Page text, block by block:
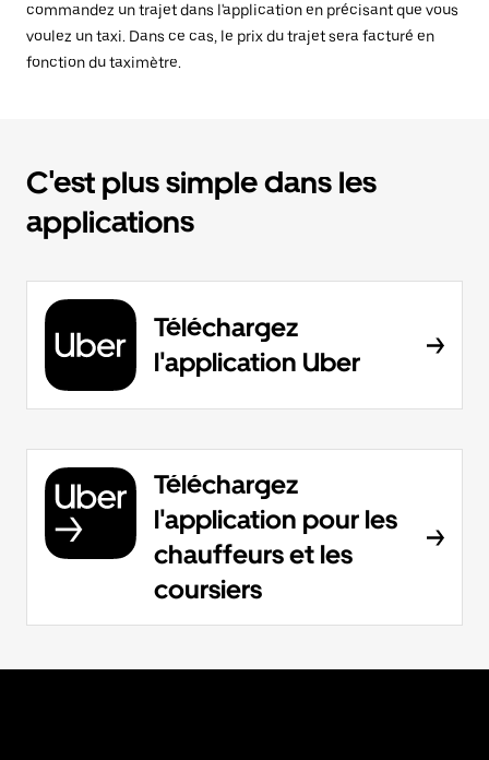
commandez un trajet dans l'application en précisant que vous
voulez un taxi. Dans ce cas, le prix du trajet sera facturé en
fonction du taximètre.
C'est plus simple dans les
applications
Téléchargez
l'application Uber
Téléchargez
l'application pour les
chauffeurs et les
coursiers